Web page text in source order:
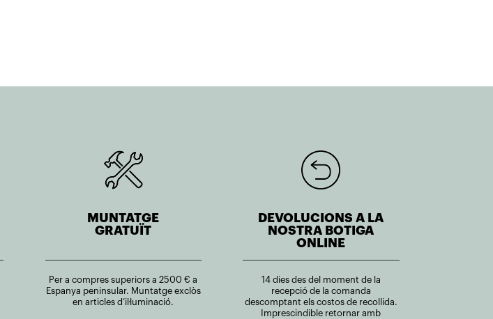
MUNTATGE
GRATUÏT
Per a compres superiors a 2500 € a
Espanya peninsular. Muntatge exclòs
en articles d’il·luminació.
DEVOLUCIONS A LA
NOSTRA BOTIGA
ONLINE
14 dies des del moment de la
recepció de la comanda
descomptant els costos de recollida.
Imprescindible retornar amb